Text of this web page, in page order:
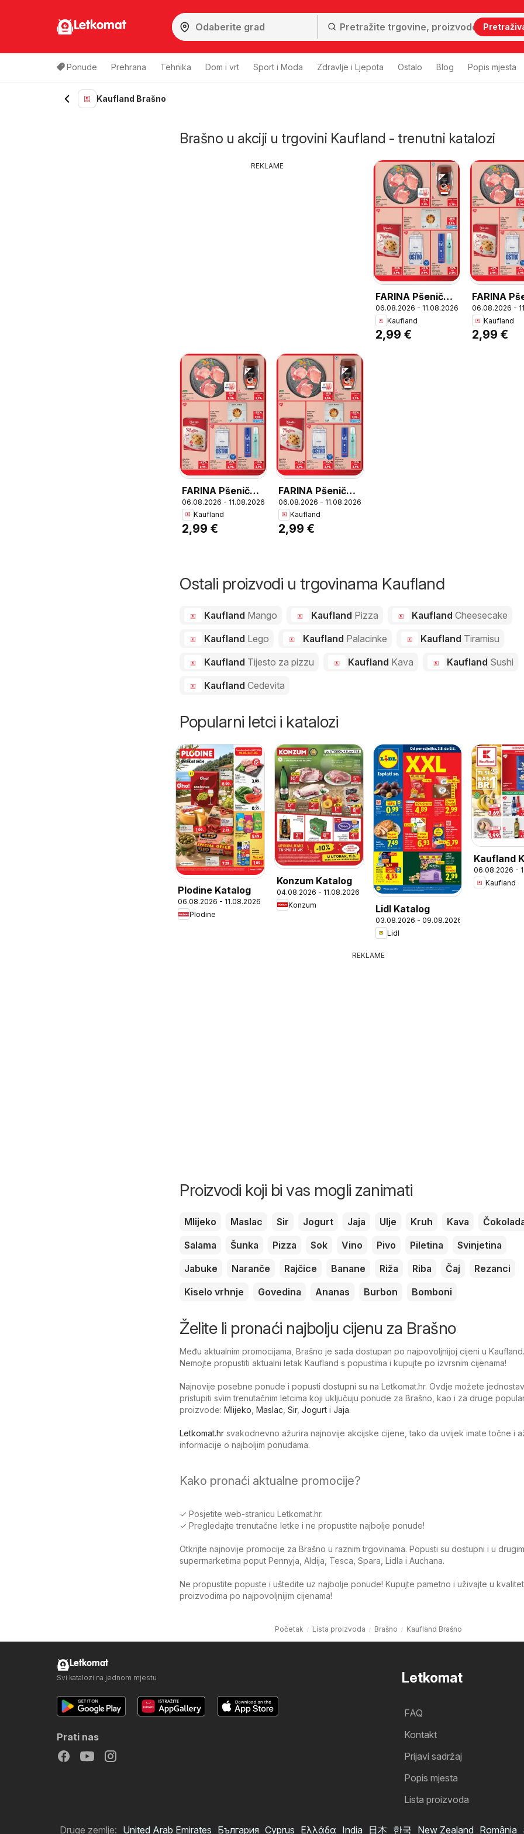
Letkomat
Ponude Prehrana Tehnika Dom i vrt Sport i Moda Zdravlje i Ljepota Ostalo Blog Popis mjesta
Kaufland Brašno
Brašno u akciji u trgovini Kaufland - trenutni katalozi
REKLAME
FARINA Pšenično
brašno oštro, T-
400, FARINA
Pšenično brašno
06.08.2026 - 11.08.2026
Kaufland
2,99 €
FARINA
brašno
400, FARINA
Pšenično
06.08.2026 -
Kaufland
2,99 €
FARINA Pšenično
brašno oštro, T-
400, FARINA
Pšenično brašno
06.08.2026 - 11.08.2026
Kaufland
2,99 €
FARINA Pšenično
brašno oštro, T-
400, FARINA
Pšenično brašno
06.08.2026 - 11.08.2026
Kaufland
2,99 €
Ostali proizvodi u trgovinama Kaufland
Kaufland Mango Kaufland Pizza KauflandCheesecake
Kaufland Lego Kaufland Palacinke Kaufland Tiramisu
Kaufland Tijesto za pizzu Kaufland Kava Kaufland Sushi
Kaufland Cedevita
Popularni letci i katalozi
Plodine Katalog
06.08.2026 - 11.08.2026
Plodine
Konzum Katalog
04.08.2026 - 11.08.2026
Konzum
Lidl Katalog
03.08.2026 - 09.08.2026
Lidl
Kaufland
06.08.2026 -
Kaufland
REKLAME
Proizvodi koji bi vas mogli zanimati
Mlijeko Maslac Sir Jogurt Jaja Ulje Kruh Kava
Salama
Šunka Pizza Sok Vino Pivo Piletina
Svinjetina
Jabuke
Naranče Rajčice Banane Riža Riba Čaj
Rezanci
Kiselo vrhnje
Govedina Ananas Burbon Bomboni
Želite li pronaći najbolju cijenu za Brašno
Među aktualnim promocijama, Brašno je sada dostupan po najpovoljnijoj cijeni u Kaufland.
Nemojte propustiti aktualni letak Kaufland s popustima i kupujte po izvrsnim cijenama!
Najnovije posebne ponude i popusti dostupni su na Letkomat.hr. Ovdje možete
pristupiti svim trenutačnim letcima koji uključuju ponude za Brašno, kao i za druge
proizvode: Mlijeko Maslac Sir, Jogurt i Jaja.
Letkomat.hr svakodnevno ažurira najnovije akcijske cijene, tako da uvijek imate točne i
informacije o najboljim ponudama.
Kako pronaći aktualne promocije?
✓ Posjetite web-stranicu Letkomat.hr.
✓ Pregledajte trenutačne letke i ne propustite najbolje ponude!
Otkrijte najnovije promocije za Brašno u raznim trgovinama. Popusti su dostupni i u drugim
supermarketima poput Pennyja, Aldija, Tesca, Spara, Lidla i Auchana.
Ne propustite popuste i uštedite uz najbolje ponude! Kupujte pametno i uživajte u
proizvodima po najpovoljnijim cijenama!
Početak Lista proizvoda Brašno Kaufland Brašno
Letkomat
FAQ
Kontakt
Prijavi sadržaj
Popis mjesta
Lista proizvoda
Letkomat
Svi katalozi na jednom mjestu
Prati nas
Druge zemlje: United Arab Emirates България Cyprus Ελλάδα India 日本 한국 New Zealand România